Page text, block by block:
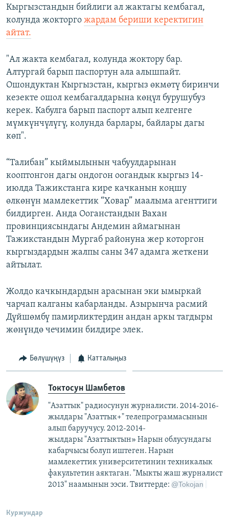
Кыргызстандын бийлиги ал жактагы кембагал,
колунда жокторго жардам бериши керектигин
айтат.
"Ал жакта кембагал, колунда жоктору бар.
Алтургай барып паспортун ала алышпайт.
Ошондуктан Кыргызстан, кыргыз өкмөтү биринчи
кезекте ошол кембагалдарына көңүл бурушубуз
керек. Кабулга барып паспорт алып келгенге
мүмкүнчүлүгү, колунда барлары, байлары дагы
көп".
“Талибан” кыймылынын чабуулдарынан
кооптонгон дагы ондогон оогандык кыргыз 14-
июлда Тажикстанга кире качканын коңшу
өлкөнүн мамлекеттик “Ховар” маалыма агенттиги
билдирген. Анда Ооганстандын Вахан
провинциясындагы Андемин аймагынан
Тажикстандын Мургаб районуна жер которгон
кыргыздардын жалпы саны 347 адамга жеткени
айтылат.
Жолдо качкындардын арасынан эки ымыркай
чарчап калганы кабарланды. Азырынча расмий
Дүйшөмбү памирликтердин андан аркы тагдыры
жөнүндө чечимин билдире элек.
Бөлүшүңүз Катталыңыз
Токтосун Шамбетов
"Азаттык" радиосунун журналисти. 2014-2016-
жылдары "Азаттык+" телепрограммасынын
алып баруучусу. 2012-2014-
жылдары "Азаттыктын» Нарын облусундагы
кабарчысы болуп иштеген. Нарын
мамлекеттик университетинин техникалык
факультетин аяктаган. "Мыкты жаш журналист
2013" наамынын ээси. Твиттерде: @Tokojan
Куржундар